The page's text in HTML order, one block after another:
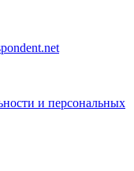
и персональных